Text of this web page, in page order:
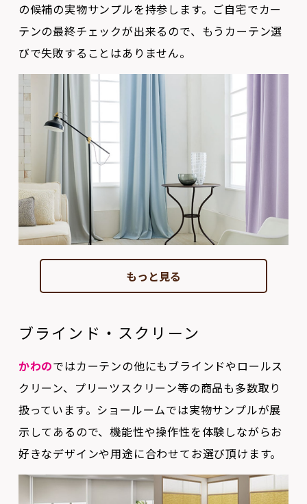
びで失敗することはありません。
もっと見る
ブラインド・スクリーン
かわのではカーテンの他にもブラインドやロールス
扱っています。ショールームでは実物サンプルが展
示してあるので、機能性や操作性を体験しながらお
好きなデザインや用途に合わせてお選び頂けます。